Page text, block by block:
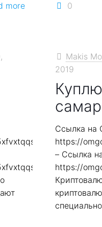
more 0
Makis
2019
Ссылка на
https://
– Ссылка
https://